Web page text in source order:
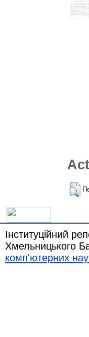
Інституційний
Хмельницького
комп'ютерних